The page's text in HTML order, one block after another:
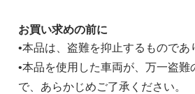
お買い求めの前に
•本品は、盗難を抑止するものであ
•本品を使用した車両が、万一盗
で、あらかじめご了承ください。